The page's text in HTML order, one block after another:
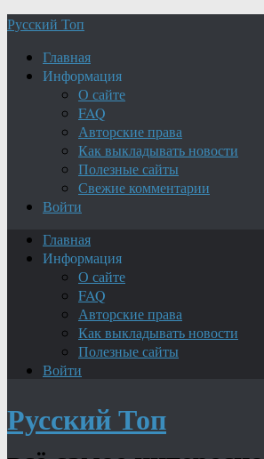
Русский Топ
Главная
Информация
О сайте
FAQ
Авторские права
Как выкладывать новости
Полезные сайты
Свежие комментарии
Войти
Главная
Информация
О сайте
FAQ
Авторские права
Как выкладывать новости
Полезные сайты
Войти
Русский Топ